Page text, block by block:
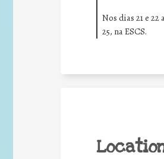
Nos dias 21 e
25, na ESCS.